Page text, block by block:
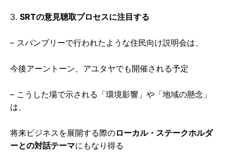
3. SRTの意見聴取プロセスに注目する
– スパンブリーで行われたような住民向け説明会は、
今後アーントーン、アユタヤでも開催される予定
– こうした場で示される「環境影響」や「地域の懸念」
は、
将来ビジネスを展開する際のローカル・ステークホルダ
ーとの対話テーマにもなり得る